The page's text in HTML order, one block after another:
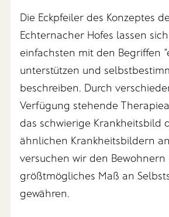
Die Eckpfeiler des Konzeptes
Echternacher Hofes lassen
einfachsten mit den Begriffen
unterstützen und
beschreiben. Durch
Verfügung stehende
das schwierige Krankheitsbild
ähnlichen Krankheitsbildern
versuchen wir den Bewohnern
größtmögliches Maß an
gewähren.